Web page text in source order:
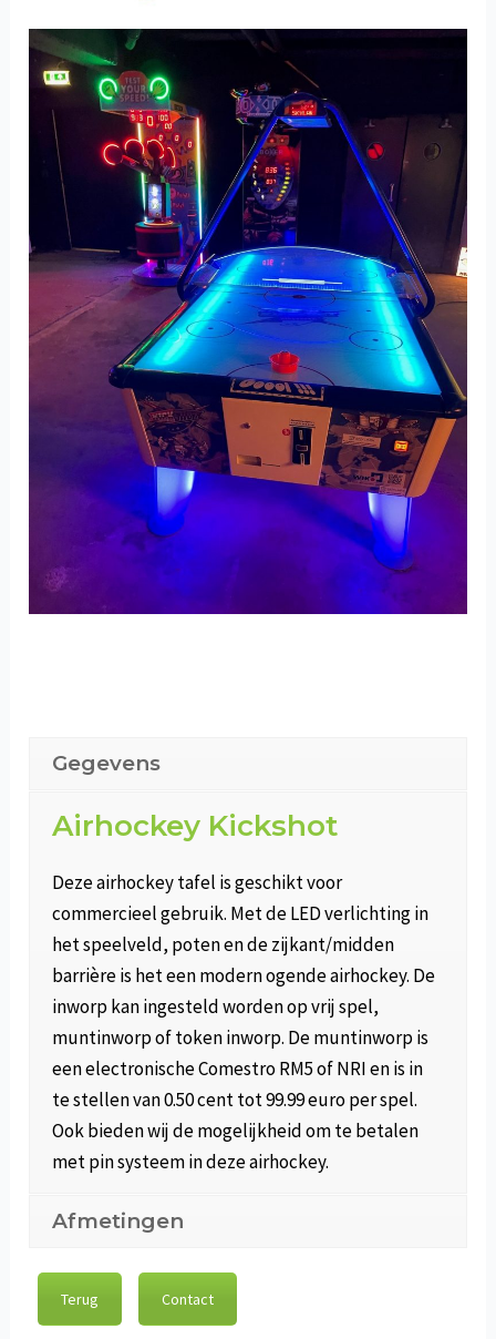
Gegevens
Airhockey Kickshot
Deze airhockey tafel is geschikt voor
commercieel gebruik. Met de LED verlichting in
het speelveld, poten en de zijkant/midden
barrière is het een modern ogende airhockey. De
inworp kan ingesteld worden op vrij spel,
muntinworp of token inworp. De muntinworp is
een electronische Comestro RM5 of NRI en is in
te stellen van 0.50 cent tot 99.99 euro per spel.
Ook bieden wij de mogelijkheid om te betalen
met pin systeem in deze airhockey.
Afmetingen
Terug Contact